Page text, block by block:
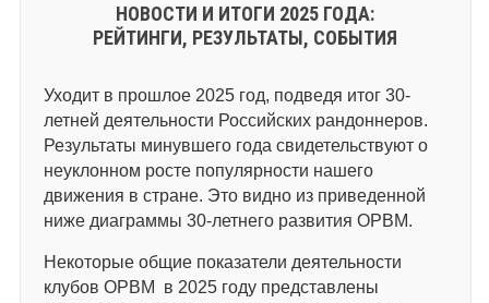
НОВОСТИ И ИТОГИ 2025 ГОДА:
РЕЙТИНГИ, РЕЗУЛЬТАТЫ, СОБЫТИЯ
Уходит в прошлое 2025 год, подведя итог 30-
летней деятельности Российских рандоннеров.
Результаты минувшего года свидетельствуют о
неуклонном росте популярности нашего
движения в стране. Это видно из приведенной
ниже диаграммы 30-летнего развития ОРВМ.
Некоторые общие показатели деятельности
клубов ОРВМ в 2025 году представлены